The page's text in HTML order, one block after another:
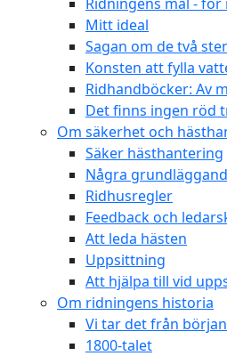
Mitt ideal
Sagan om de två
Konsten att fylla
Ridhandböcker: Av
Det finns ingen röd
Om säkerhet och
Säker hästhantering
Några
Ridhusregler
Feedback och
Att leda hästen
Uppsittning
Att hjälpa till vid
Om ridningens historia
Vi tar det från början
1800-talet